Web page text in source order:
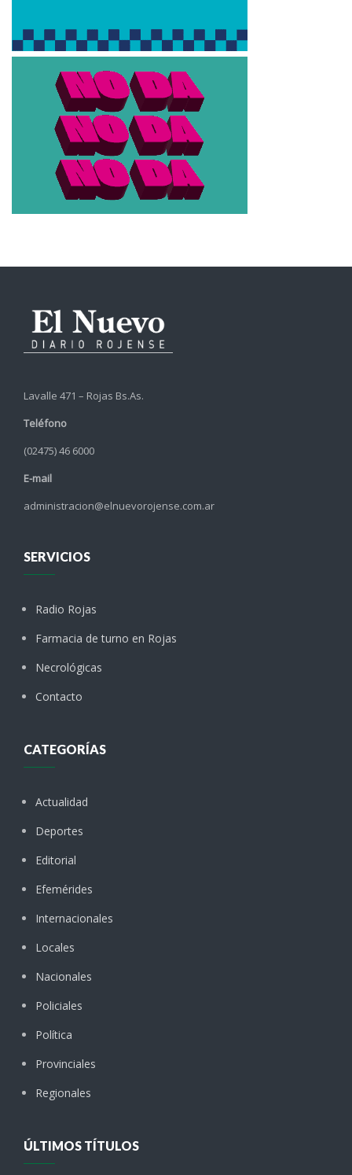
Lavalle 471 – Rojas Bs.As.
Teléfono
(02475) 46 6000
E-mail
administracion@elnuevorojense.com.ar
SERVICIOS
Radio Rojas
Farmacia de turno en Rojas
Necrológicas
Contacto
CATEGORÍAS
Actualidad
Deportes
Editorial
Efemérides
Internacionales
Locales
Nacionales
Policiales
Política
Provinciales
Regionales
ÚLTIMOS TÍTULOS